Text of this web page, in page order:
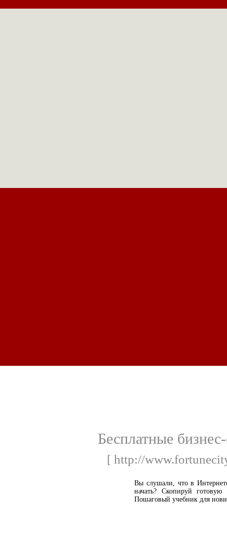
Бесплатные
[ http://
Вы слушали, что в
начать? Скопируй
Пошаговый учебник для